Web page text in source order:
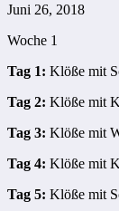
Juni 26, 2018
Woche 1
Tag 1: Klöße mit
Tag 2: Klöße mit
Tag 3: Klöße mit
Tag 4: Klöße mit
Tag 5: Klöße mit